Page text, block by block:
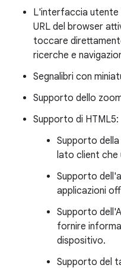
L'interfaccia utente
URL del browser
toccare
ricerche e
Segnalibri con
Supporto dello
Supporto di HTML5:
Supporto
lato client che
Supporto
applicazioni
Supporto
fornire
dispositivo.
Supporto del